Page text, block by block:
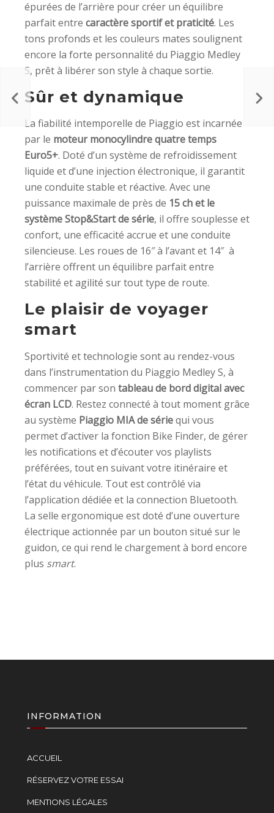
épurées de l’arrière pour créer un équilibre
parfait entre caractère sportif et praticité. Les
tons profonds et les couleurs mates soulignent
encore la forte personnalité du Piaggio Medley
S, prêt à libérer son style à chaque sortie.
Sûr et dynamique
La fiabilité intemporelle de Piaggio est incarnée
par le moteur monocylindre quatre temps
Euro5+. Doté d’un système de refroidissement
liquide et d’une injection électronique, il garantit
une conduite stable et réactive. Avec une
puissance maximale de près de 15 ch et le
système Stop&Start de série, il offre souplesse et
confort, une efficacité accrue et une conduite
silencieuse. Les roues de 16″ à l’avant et 14″ à
l’arrière offrent un équilibre parfait entre
stabilité et agilité sur tout type de route.
Le plaisir de voyager
smart
Sportivité et technologie sont au rendez-vous
dans l’instrumentation du Piaggio Medley S, à
commencer par son tableau de bord digital avec
écran LCD. Restez connecté à tout moment grâce
au système Piaggio MIA de sériequi vous
permet d’activer la fonction Bike Finder, de gérer
les notifications et d’écouter vos playlists
préférées, tout en suivant votre itinéraire et
l’état du véhicule. Tout est contrôlé via
l’application dédiée et la connection Bluetooth.
La selle ergonomique est doté d’une ouverture
électrique actionnée par un bouton situé sur le
guidon, ce qui rend le chargement à bord encore
plus smart.
INFORMATION
ACCUEIL
RÉSERVEZ VOTRE ESSAI
MENTIONS LÉGALES